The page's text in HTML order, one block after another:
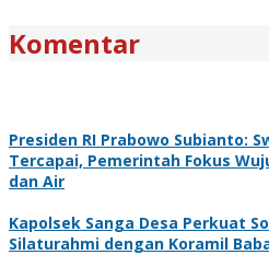
Komentar
Presiden RI Prabowo Subianto:
Tercapai, Pemerintah Fokus
dan Air
Kapolsek Sanga Desa Perkuat
Silaturahmi dengan Koramil